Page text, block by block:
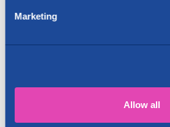
Marketing
Allow all